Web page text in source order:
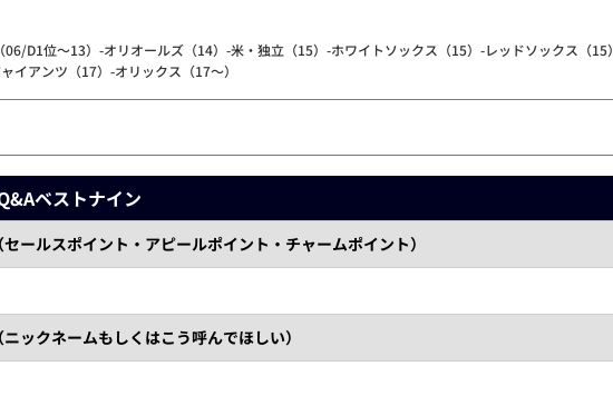
06/D1位～13）-オリオールズ（14）-米・独立（15）-ホワイトソックス（15）-レッドソックス（
イアンツ（17）-オリックス（17～）
ベストナイン
ールスポイント・アピールポイント・チャームポイント）
ックネームもしくはこう呼んでほしい）